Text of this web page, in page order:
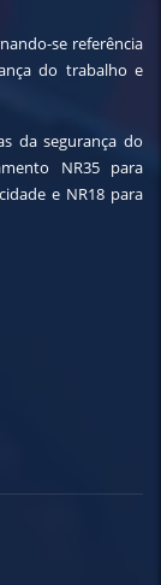
se referência
do trabalho e
da segurança do
NR35 para
e NR18 para